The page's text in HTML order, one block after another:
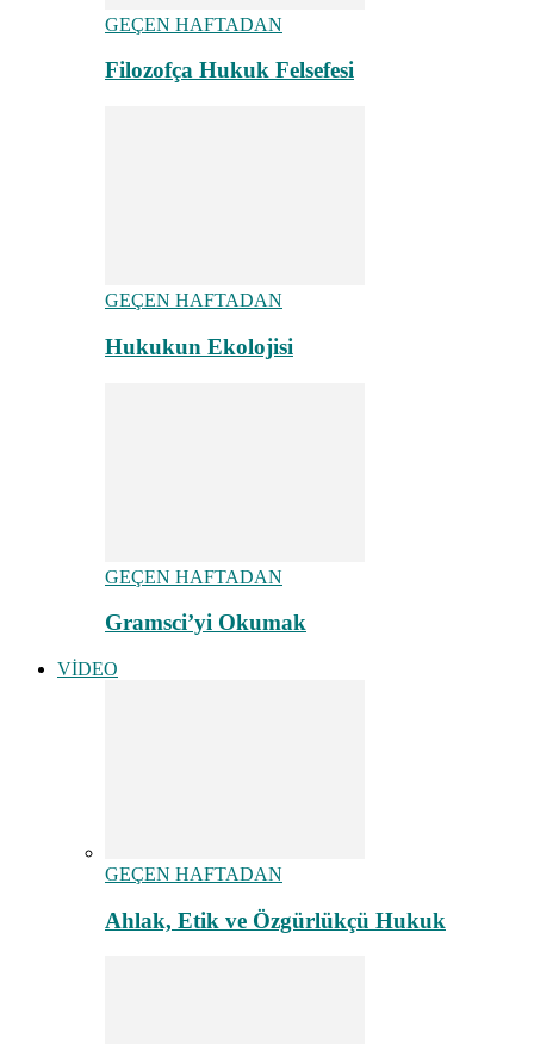
GEÇEN HAFTADAN
Filozofça Hukuk Felsefesi
GEÇEN HAFTADAN
Hukukun Ekolojisi
GEÇEN HAFTADAN
Gramsci’yi Okumak
VİDEO
GEÇEN HAFTADAN
Ahlak, Etik ve Özgürlükçü Hukuk